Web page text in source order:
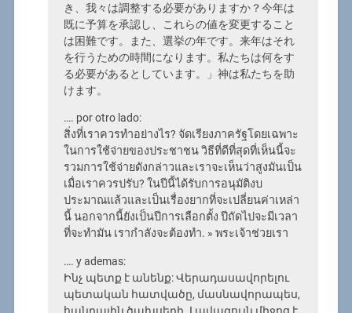
き、我々は調整する必要がありますか？今年は
既に予算を承認し、これらの値を変更すること
は困難です。また、選挙の年です。来年はそれ
を行うための時間になります。私たちは何をす
る必要があるとしています。」神は私たちを助
けます。
…. por otro lado:
สิ่งที่เราควรทำอย่างไร? จัดเรียงภาครัฐโดยเฉพาะ
ในการใช้จ่ายของประชาชน วิธีที่ดีที่สุดที่เห็นนี้จะ
รวมการใช้จ่ายดังกล่าวและเราจะเห็นว่าสูงมันเป็น
เมื่อเราควรปรับ? ในปีนี้ได้รับการอนุมัติงบ
ประมาณแล้วและเป็นเรื่องยากที่จะเปลี่ยนค่าเหล่า
นี้ นอกจากนี้ยังเป็นปีการเลือกตั้ง ปีถัดไปจะมีเวลา
ที่จะทำมัน เรากำลังจะต้องทำ. » พระเจ้าช่วยเรา
…. y ademas:
Ինչ պետք է անենք: Վերադասավորելու
պետական հատվածը, մասնավորապես,